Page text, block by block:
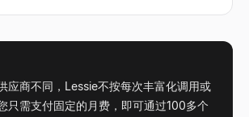
应商不同，Lessie不按每次丰富化调用或
只需支付固定的月费，即可通过100多个